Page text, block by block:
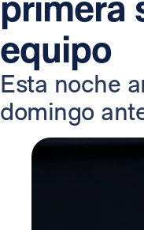
equipo
Esta noche
domingo